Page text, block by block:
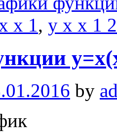
x 1 , y x x 1 2
by